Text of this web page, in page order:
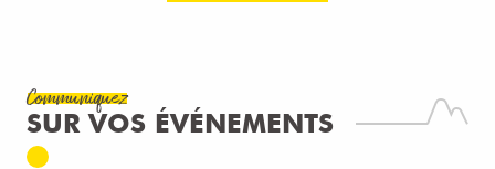
Communiquez
SUR VOS ÉVÉNEMENTS